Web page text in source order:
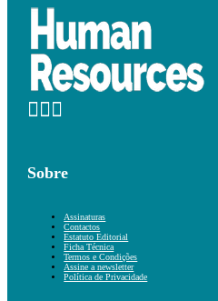
Sobre
Assinaturas
Contactos
Estatuto Editorial
Ficha Técnica
Termos e Condições
Assine a newsletter
Política de Privacidade